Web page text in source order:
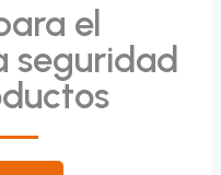
el
seguridad